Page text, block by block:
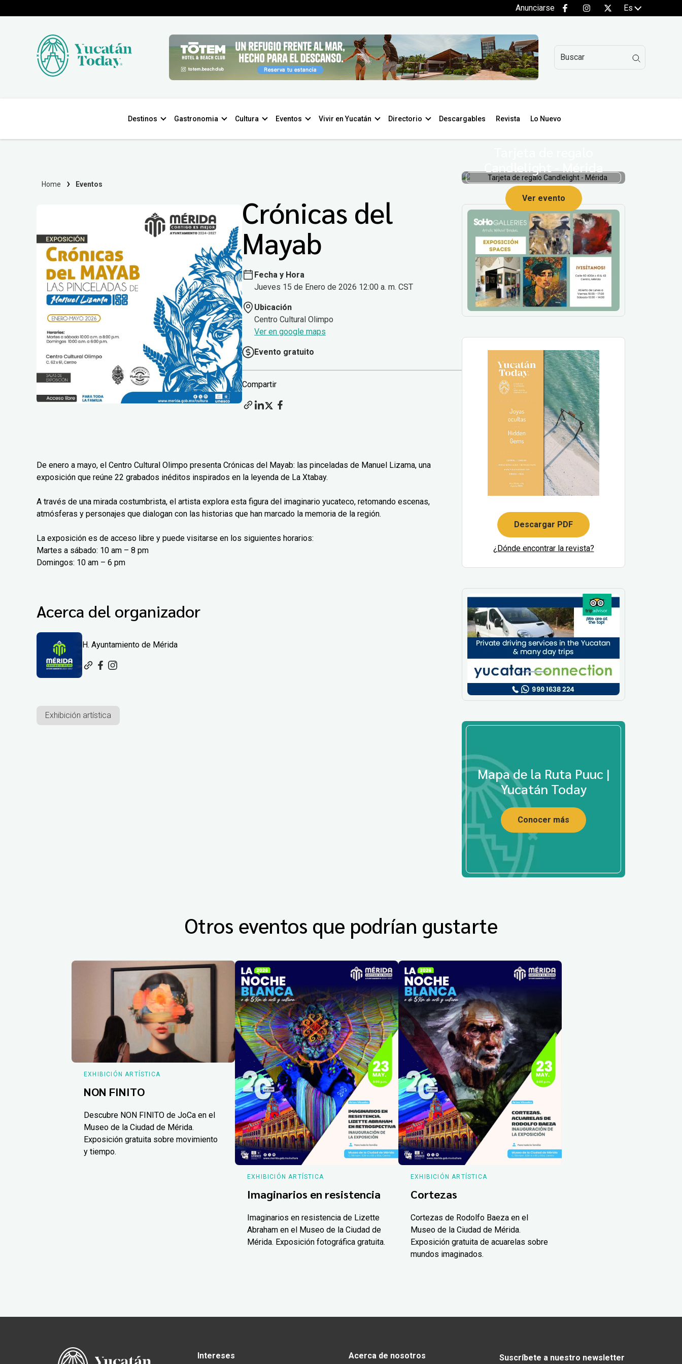
Anunciarse Es
Destinos Gastronomia Cultura Eventos Vivir en Yucatán Directorio Descargables Revista Lo Nuevo
Home Eventos
Crónicas del
Mayab
Fecha y Hora
Jueves 15 de Enero de 2026 12:00 a. m. CST
Ubicación
Centro Cultural Olimpo
Ver en google maps
Evento gratuito
Compartir
De enero a mayo, el Centro Cultural Olimpo presenta Crónicas del Mayab: las pinceladas de Manuel Lizama, una
exposición que reúne 22 grabados inéditos inspirados en la leyenda de La Xtabay.
A través de una mirada costumbrista, el artista explora esta figura del imaginario yucateco, retomando escenas,
atmósferas y personajes que dialogan con las historias que han marcado la memoria de la región.
La exposición es de acceso libre y puede visitarse en los siguientes horarios:
Martes a sábado: 10 am – 8 pm
Domingos: 10 am – 6 pm
Acerca del organizador
H. Ayuntamiento de Mérida
Exhibición artística
Candlelight - Mérida
Ver evento
Descargar PDF
¿Dónde encontrar la revista?
Mapa de la Ruta Puuc |
Yucatán Today
Conocer más
Otros eventos que podrían gustarte
EXHIBICIÓN ARTÍSTICA
NON FINITO
Descubre NON FINITO de JoCa en el
Museo de la Ciudad de Mérida.
Exposición gratuita sobre movimiento
y tiempo.
EXHIBICIÓN ARTÍSTICA
Imaginarios en resistencia
Imaginarios en resistencia de Lizette
Abraham en el Museo de la Ciudad de
Mérida. Exposición fotográfica gratuita.
EXHIBICIÓN ARTÍSTICA
Cortezas
Cortezas de Rodolfo Baeza en el
Museo de la Ciudad de Mérida.
Exposición gratuita de acuarelas sobre
mundos imaginados.
Intereses Acerca de nosotros Suscríbete a nuestro newsletter